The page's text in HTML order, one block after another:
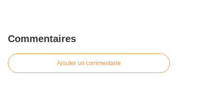
Commentaires
Ajouter un commentaire